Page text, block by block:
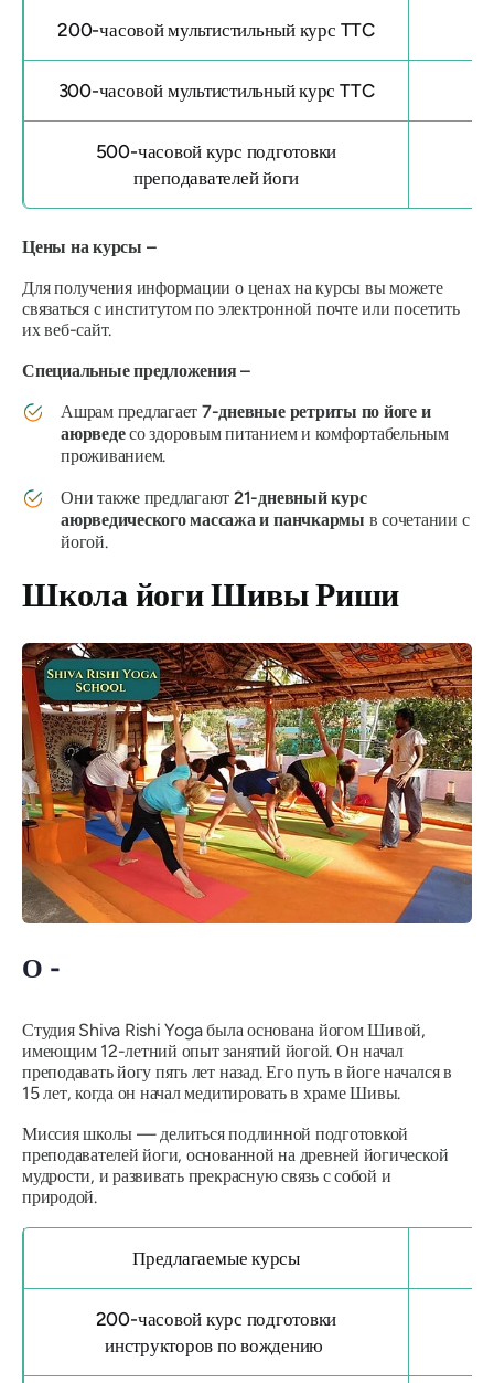
200-часовой мультистильный курс TTC
300-часовой мультистильный курс TTC
500-часовой курс подготовки
преподавателей йоги
Цены на курсы –
Для получения информации о ценах на курсы вы можете
связаться с институтом по электронной почте или посетить
их веб-сайт.
Специальные предложения –
Ашрам предлагает 7-дневные ретриты по йоге и
аюрведесо здоровым питанием и комфортабельным
проживанием.
Они также предлагают 21-дневный курс
аюрведического массажа и панчкармы в сочетании с
йогой.
Школа йоги Шивы Риши
О -
Студия Shiva Rishi Yoga была основана йогом Шивой,
имеющим 12-летний опыт занятий йогой. Он начал
преподавать йогу пять лет назад. Его путь в йоге начался в
15 лет, когда он начал медитировать в храме Шивы.
Миссия школы — делиться подлинной подготовкой
преподавателей йоги, основанной на древней йогической
мудрости, и развивать прекрасную связь с собой и
природой.
Предлагаемые курсы
200-часовой курс подготовки
инструкторов по вождению